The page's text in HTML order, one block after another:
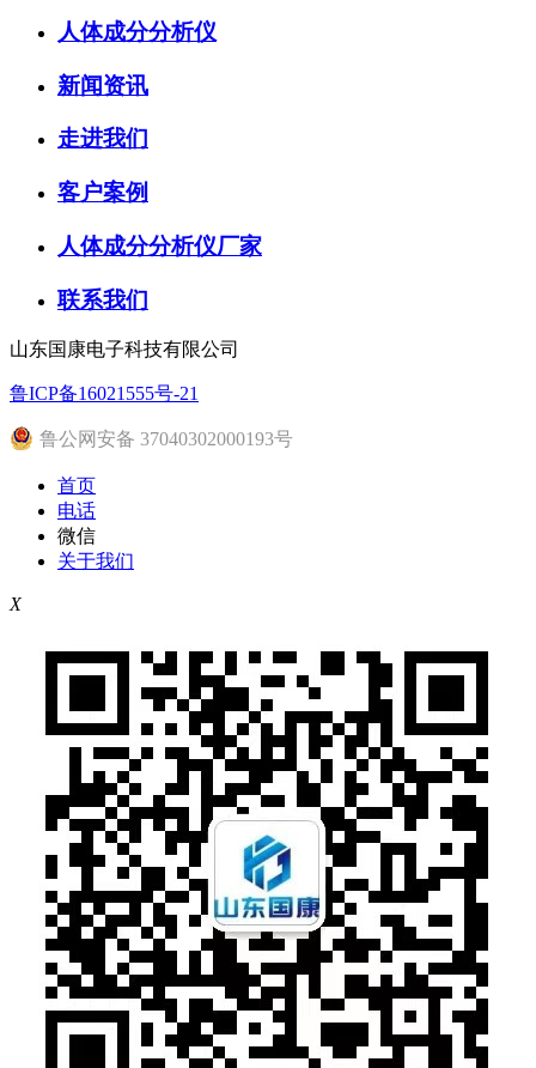
人体成分分析仪
新闻资讯
走进我们
客户案例
人体成分分析仪厂家
联系我们
山东国康电子科技有限公司
鲁ICP备16021555号-21
鲁公网安备 37040302000193号
首页
电话
微信
关于我们
X